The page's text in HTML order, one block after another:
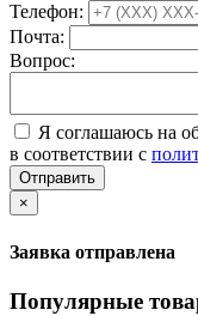
Телефон:
Почта:
Вопрос:
Я соглашаюсь на
в соответствии с
Отправить
×
Заявка отправлена
Популярные